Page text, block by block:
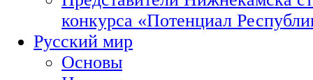
конкурса «Потенциал
Русский мир
Основы